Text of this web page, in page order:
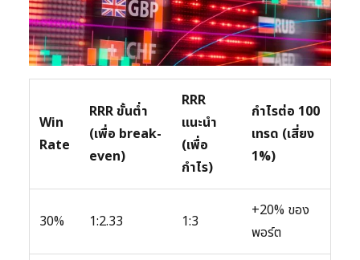
Win
Rate
RRR ขั้นต่ำ
(เพื่อ break-
even)
RRR
แนะนำ
(เพื่อ
กำไร)
กำไรต่อ 100
เทรด (เสี่ยง
1%)
30% 1:2.33 1:3
+20% ของ
พอร์ต